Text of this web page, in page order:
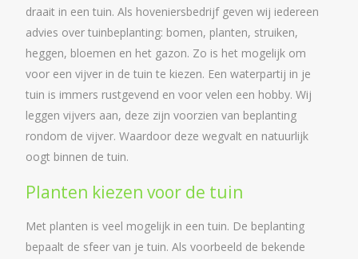
draait in een tuin. Als hoveniersbedrijf geven wij iedereen
advies over tuinbeplanting: bomen, planten, struiken,
heggen, bloemen en het gazon. Zo is het mogelijk om
voor een vijver in de tuin te kiezen. Een waterpartij in je
tuin is immers rustgevend en voor velen een hobby. Wij
leggen vijvers aan, deze zijn voorzien van beplanting
rondom de vijver. Waardoor deze wegvalt en natuurlijk
oogt binnen de tuin.
Planten kiezen voor de tuin
Met planten is veel mogelijk in een tuin. De beplanting
bepaalt de sfeer van je tuin. Als voorbeeld de bekende